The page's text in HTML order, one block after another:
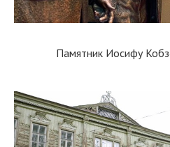
Памятник Иосифу